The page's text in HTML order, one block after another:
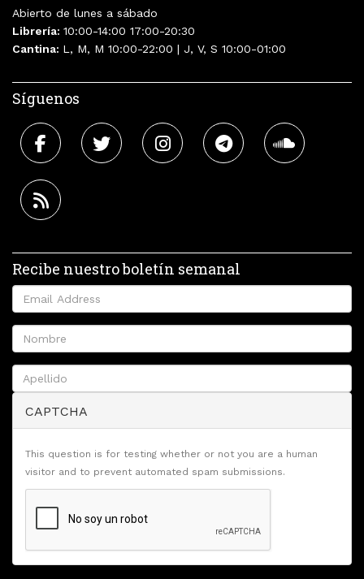
Abierto de lunes a sábado
Librería: 10:00-14:00 17:00-20:30
Cantina: L, M, M 10:00-22:00 | J, V, S 10:00-01:00
Síguenos
Recibe nuestro boletín semanal
CAPTCHA
This question is for testing whether or not you are a human
visitor and to prevent automated spam submissions.